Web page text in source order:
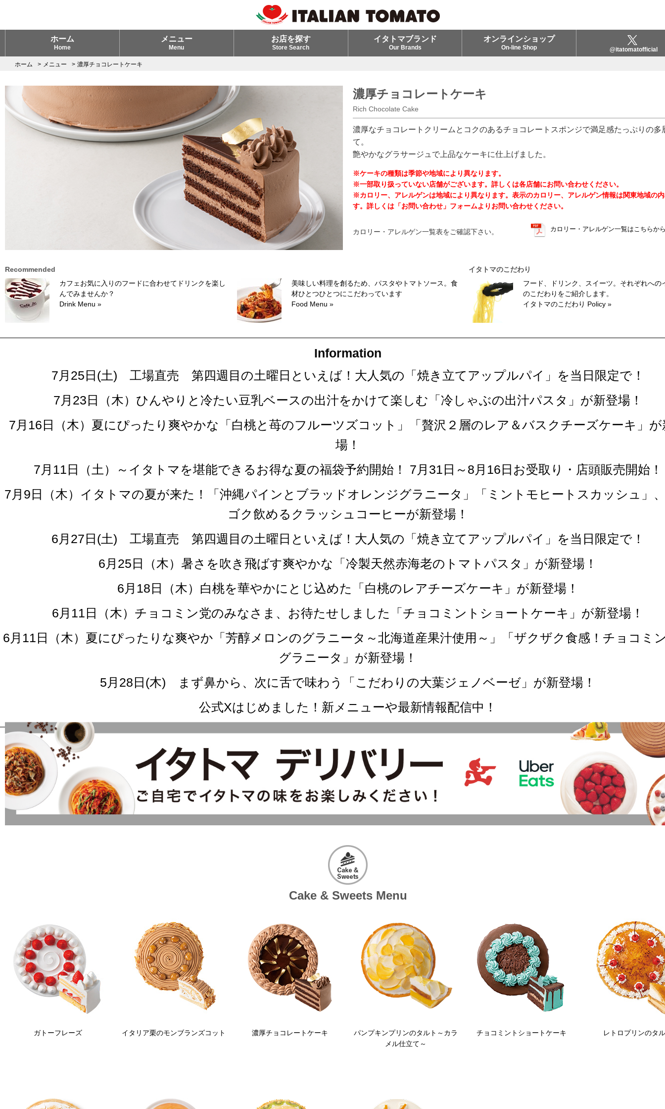
ホーム
Home
メニュー
Menu
お店を探す
Store Search
イタトマブランド
Our Brands
オンラインショップ
On-line Shop @itatomatofficial
ホーム メニュー 濃厚チョコレートケーキ
濃厚チョコレートケーキ
Rich Chocolate Cake
濃厚なチョコレートクリームとコクのあるチョコレートスポンジで満足感たっぷりの多
て。
艶やかなグラサージュで上品なケーキに仕上げました。
※ケーキの種類は季節や地域により異なります。
※一部取り扱っていない店舗がございます。詳しくは各店舗にお問い合わせください。
※カロリー、アレルゲンは地域により異なります。表示のカロリー、アレルゲン情報は関東地域の
す。詳しくは「お問い合わせ」フォームよりお問い合わせください。
カロリー・アレルゲン一覧表をご確認下さい。 カロリー・アレルゲン一覧はこちらか
Recommended
カフェお気に入りのフードに合わせてドリンクを楽し
んでみませんか？
Drink Menu »
美味しい料理を創るため、パスタやトマトソース。食
材ひとつひとつにこだわっています
Food Menu »
イタトマのこだわり
フード、ドリンク、スイーツ。それぞれへの
のこだわりをご紹介します。
イタトマのこだわり Policy »
Information
7月25日(土) 工場直売 第四週目の土曜日といえば！大人気の「焼き立てアップルパイ」を当日限定で！
7月23日（木）ひんやりと冷たい豆乳ベースの出汁をかけて楽しむ「冷しゃぶの出汁パスタ」が新登場！
7月16日（木）夏にぴったり爽やかな「白桃と苺のフルーツズコット」「贅沢２層のレア＆バスクチーズケーキ」が
場！
7月11日（土）～イタトマを堪能できるお得な夏の福袋予約開始！ 7月31日～8月16日お受取り・店頭販売開始！
7月9日（木）イタトマの夏が来た！「沖縄パインとブラッドオレンジグラニータ」「ミントモヒートスカッシュ」
ゴク飲めるクラッシュコーヒーが新登場！
6月27日(土) 工場直売 第四週目の土曜日といえば！大人気の「焼き立てアップルパイ」を当日限定で！
6月25日（木）暑さを吹き飛ばす爽やかな「冷製天然赤海老のトマトパスタ」が新登場！
6月18日（木）白桃を華やかにとじ込めた「白桃のレアチーズケーキ」が新登場！
6月11日（木）チョコミン党のみなさま、お待たせしました「チョコミントショートケーキ」が新登場！
6月11日（木）夏にぴったりな爽やか「芳醇メロンのグラニータ～北海道産果汁使用～」「ザクザク食感！チョコミ
グラニータ」が新登場！
5月28日(木) まず鼻から、次に舌で味わう「こだわりの大葉ジェノベーゼ」が新登場！
公式Xはじめました！新メニューや最新情報配信中！
Cake & Sweets Menu
ガトーフレーズ イタリア栗のモンブランズコット 濃厚チョコレートケーキ
パンプキンプリンのタルト～カラ
メル仕立て～
チョコミントショートケーキ レトロプリンのタ